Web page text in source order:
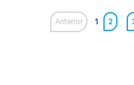
Anterior 1 2